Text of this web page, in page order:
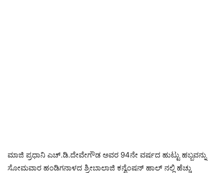
ಮಾಜಿ ಪ್ರಧಾನಿ ಎಚ್.ಡಿ.ದೇವೇಗೌಡ ಅವರ 94ನೇ ವರ್ಷದ ಹುಟ್ಟು ಹಬ್ಬವನ್ನು
ಸೋಮವಾರ ಹಂಡಿಗನಾಳದ ಶ್ರೀಬಾಲಾಜಿ ಕನ್ವೆಂಷನ್ ಹಾಲ್‌ ನಲ್ಲಿ ಹೆಚ್ಚು